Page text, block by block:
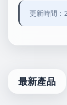
更新時間
最新產品